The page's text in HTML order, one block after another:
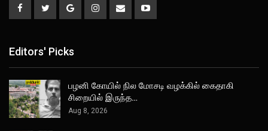
Editors' Picks
பழனி கோயில் நில மோசடி வழக்கில் கைதாகி
சிறையில் இருந்த…
Aug 8, 2026